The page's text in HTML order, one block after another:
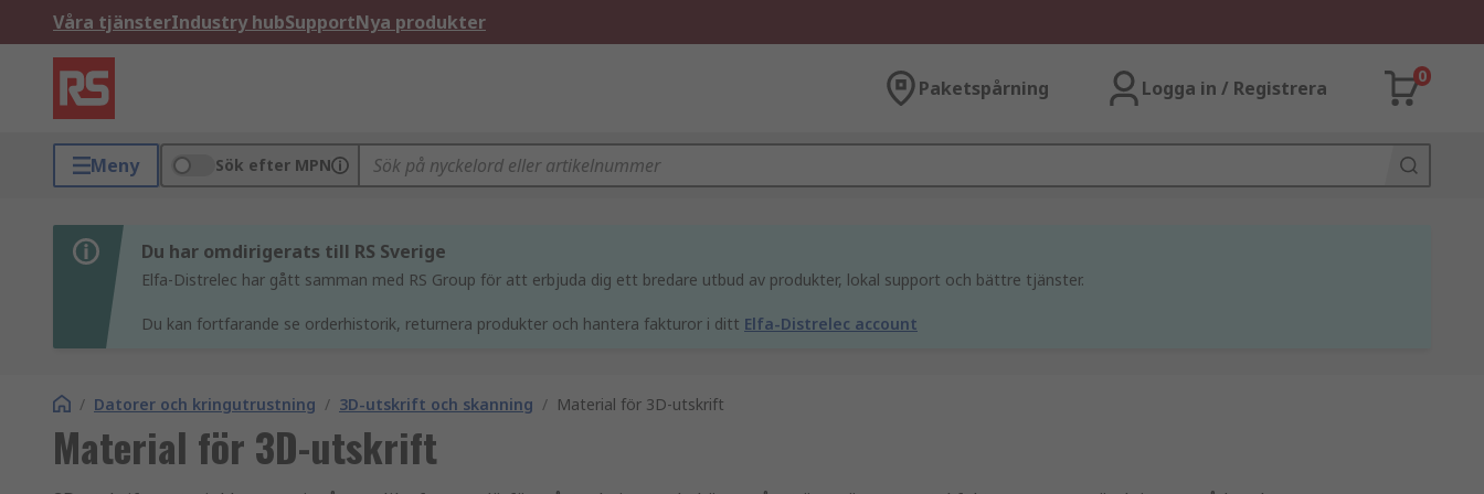
Våra tjänsterIndustry hubSupportNya produkter
Paketspårning Logga in / Registrera
0
Meny Sök efter MPN
Du har omdirigerats till RS Sverige
Elfa-Distrelec har gått samman med RS Group för att erbjuda dig ett bredare utbud av produkter, lokal support och bättre tjänster.
Du kan fortfarande se orderhistorik, returnera produkter och hantera fakturor i ditt Elfa-Distrelec account
/ Datorer och kringutrustning / 3D-utskrift och skanning / Material för 3D-utskrift
Material för 3D-utskrift